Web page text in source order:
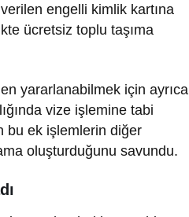
engelli kimlik kartına
ücretsiz toplu taşıma
yararlanabilmek için ayrıca
vize işlemine tabi
bu ek işlemlerin diğer
oluşturduğunu savundu.